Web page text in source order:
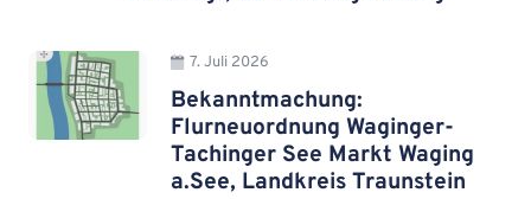
7. Juli 2026
Bekanntmachung:
Flurneuordnung Waginger-
Tachinger See Markt Waging
a.See, Landkreis Traunstein